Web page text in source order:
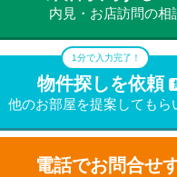
内見・お店訪問の相
1分で入力完了！
物件探しを依頼
他のお部屋を提案してもら
電話でお問合せ